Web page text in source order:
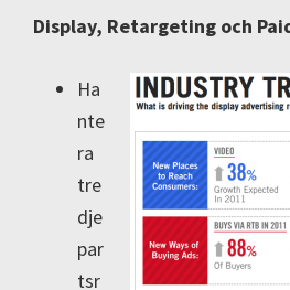
Display, Retargeting och
Ha
nte
ra
tre
dje
par
tsr